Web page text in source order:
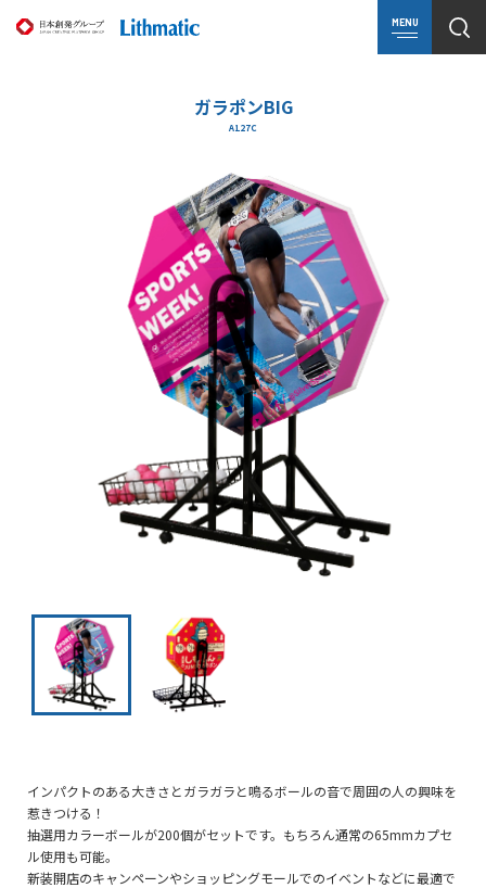
MENU
ガラポンBIG
A127C
インパクトのある大きさとガラガラと鳴るボールの音で周囲の人の興味を
惹きつける！
抽選用カラーボールが200個がセットです。もちろん通常の65mmカプセ
ル使用も可能。
新装開店のキャンペーンやショッピングモールでのイベントなどに最適で